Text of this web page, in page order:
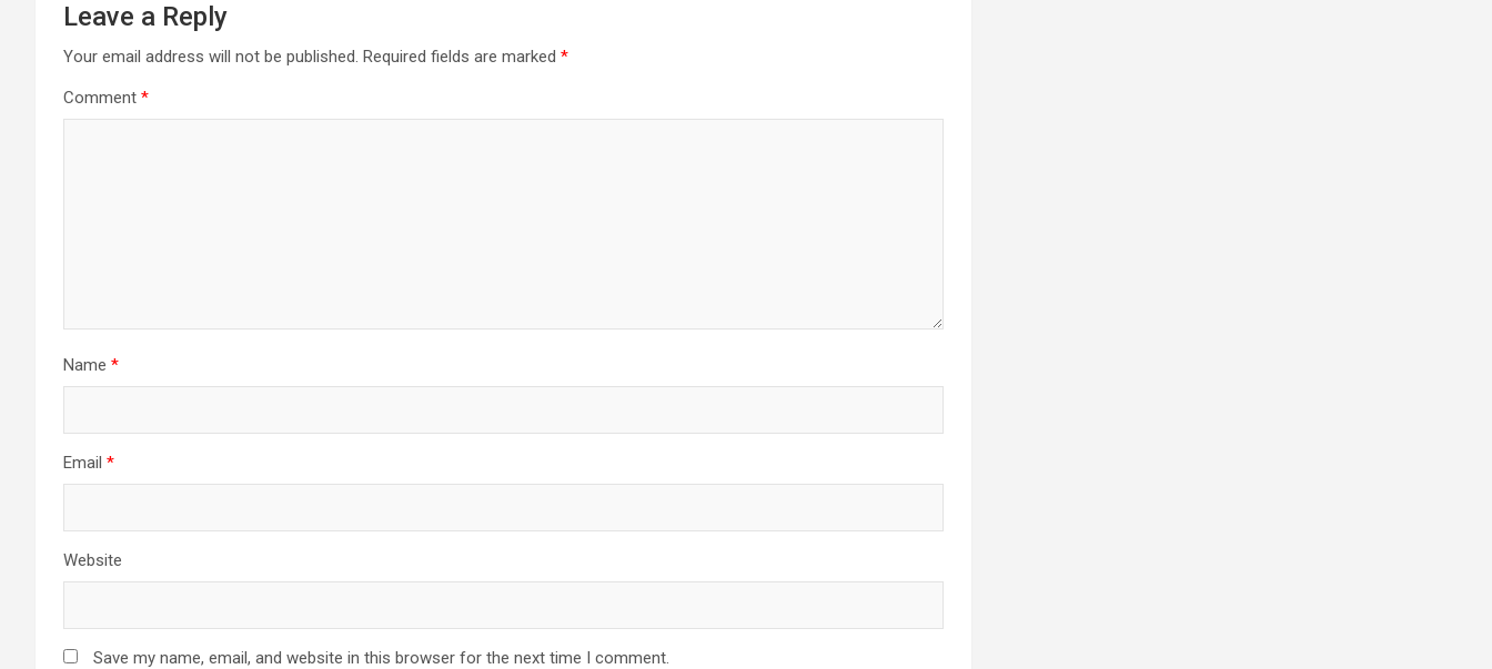
Leave a Reply
Your email address will not be published. Required fields are marked *
Comment *
Name *
Email *
Website
Save my name, email, and website in this browser for the next time I comment.